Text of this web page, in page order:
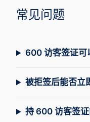
常见问题
600 访客签证可
被拒签后能否立
持 600 访客签证